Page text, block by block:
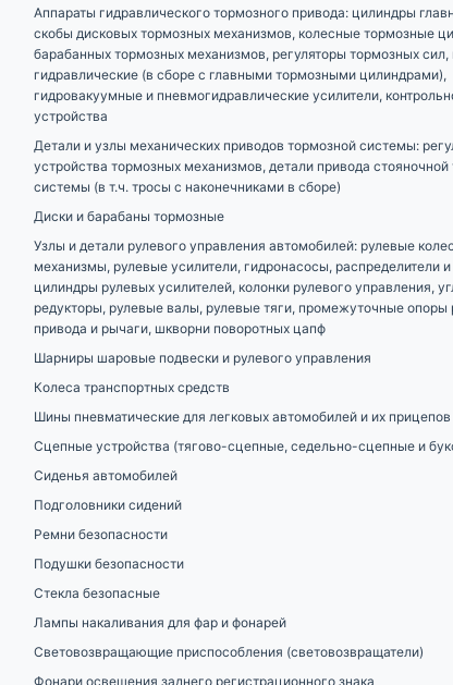
Аппараты гидравлического тормозного привода: цилиндры
скобы дисковых тормозных механизмов, колесные тормозные
барабанных тормозных механизмов, регуляторы тормозных
гидравлические (в сборе с главными тормозными цилиндрами),
гидровакуумные и пневмогидравлические усилители,
устройства
Детали и узлы механических приводов тормозной системы:
устройства тормозных механизмов, детали привода стояночной
системы (в т.ч. тросы с наконечниками в сборе)
Диски и барабаны тормозные
Узлы и детали рулевого управления автомобилей: рулевые
механизмы, рулевые усилители, гидронасосы, распределители
цилиндры рулевых усилителей, колонки рулевого управления,
редукторы, рулевые валы, рулевые тяги, промежуточные опоры
привода и рычаги, шкворни поворотных цапф
Шарниры шаровые подвески и рулевого управления
Колеса транспортных средств
Шины пневматические для легковых автомобилей и их прицепов
Сцепные устройства (тягово-сцепные, седельно-сцепные и
Сиденья автомобилей
Подголовники сидений
Ремни безопасности
Подушки безопасности
Стекла безопасные
Лампы накаливания для фар и фонарей
Световозвращающие приспособления (световозвращатели)
Фонари освещения заднего регистрационного знака